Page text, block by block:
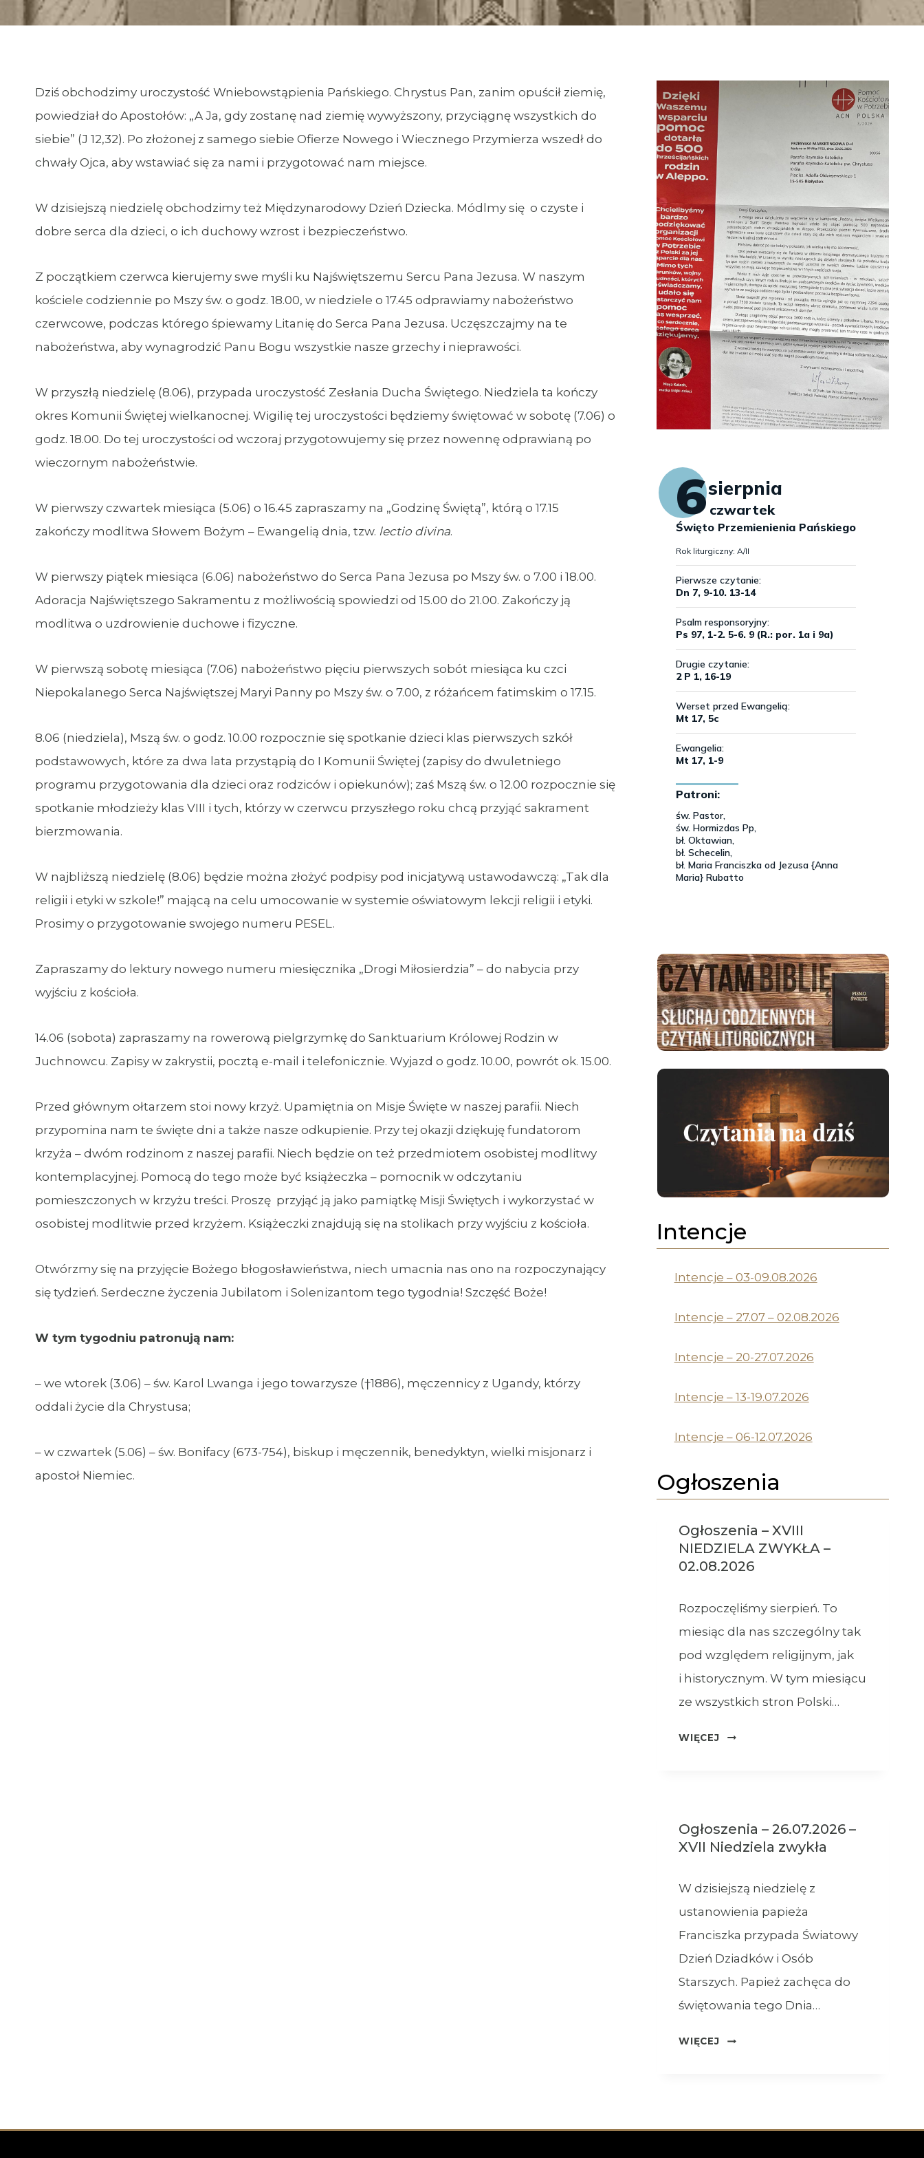
Dziś obchodzimy uroczystość Wniebowstąpienia Pańskiego. Chrystus Pan, zanim opuścił ziemię,
powiedział do Apostołów: „A Ja, gdy zostanę nad ziemię wywyższony, przyciągnę wszystkich do
siebie” (J 12,32). Po złożonej z samego siebie Ofierze Nowego i Wiecznego Przymierza wszedł do
chwały Ojca, aby wstawiać się za nami i przygotować nam miejsce.
W dzisiejszą niedzielę obchodzimy też Międzynarodowy Dzień Dziecka. Módlmy się o czyste i
dobre serca dla dzieci, o ich duchowy wzrost i bezpieczeństwo.
Z początkiem czerwca kierujemy swe myśli ku Najświętszemu Sercu Pana Jezusa. W naszym
kościele codziennie po Mszy św. o godz. 18.00, w niedziele o 17.45 odprawiamy nabożeństwo
czerwcowe, podczas którego śpiewamy Litanię do Serca Pana Jezusa. Uczęszczajmy na te
nabożeństwa, aby wynagrodzić Panu Bogu wszystkie nasze grzechy i nieprawości.
W przyszłą niedzielę (8.06), przypada uroczystość Zesłania Ducha Świętego. Niedziela ta kończy
okres Komunii Świętej wielkanocnej. Wigilię tej uroczystości będziemy świętować w sobotę (7.06) o
godz. 18.00. Do tej uroczystości od wczoraj przygotowujemy się przez nowennę odprawianą po
wieczornym nabożeństwie.
W pierwszy czwartek miesiąca (5.06) o 16.45 zapraszamy na „Godzinę Świętą”, którą o 17.15
zakończy modlitwa Słowem Bożym – Ewangelią dnia, tzw. lectio divina.
W pierwszy piątek miesiąca (6.06) nabożeństwo do Serca Pana Jezusa po Mszy św. o 7.00 i 18.00.
Adoracja Najświętszego Sakramentu z możliwością spowiedzi od 15.00 do 21.00. Zakończy ją
modlitwa o uzdrowienie duchowe i fizyczne.
W pierwszą sobotę miesiąca (7.06) nabożeństwo pięciu pierwszych sobót miesiąca ku czci
Niepokalanego Serca Najświętszej Maryi Panny po Mszy św. o 7.00, z różańcem fatimskim o 17.15.
8.06 (niedziela), Mszą św. o godz. 10.00 rozpocznie się spotkanie dzieci klas pierwszych szkół
podstawowych, które za dwa lata przystąpią do I Komunii Świętej (zapisy do dwuletniego
programu przygotowania dla dzieci oraz rodziców i opiekunów); zaś Mszą św. o 12.00 rozpocznie się
spotkanie młodzieży klas VIII i tych, którzy w czerwcu przyszłego roku chcą przyjąć sakrament
bierzmowania.
W najbliższą niedzielę (8.06) będzie można złożyć podpisy pod inicjatywą ustawodawczą: „Tak dla
religii i etyki w szkole!” mającą na celu umocowanie w systemie oświatowym lekcji religii i etyki.
Prosimy o przygotowanie swojego numeru PESEL.
Zapraszamy do lektury nowego numeru miesięcznika „Drogi Miłosierdzia” – do nabycia przy
wyjściu z kościoła.
14.06 (sobota) zapraszamy na rowerową pielgrzymkę do Sanktuarium Królowej Rodzin w
Juchnowcu. Zapisy w zakrystii, pocztą e-mail i telefonicznie. Wyjazd o godz. 10.00, powrót ok. 15.00.
Przed głównym ołtarzem stoi nowy krzyż. Upamiętnia on Misje Święte w naszej parafii. Niech
przypomina nam te święte dni a także nasze odkupienie. Przy tej okazji dziękuję fundatorom
krzyża – dwóm rodzinom z naszej parafii. Niech będzie on też przedmiotem osobistej modlitwy
kontemplacyjnej. Pomocą do tego może być książeczka – pomocnik w odczytaniu
pomieszczonych w krzyżu treści. Proszę przyjąć ją jako pamiątkę Misji Świętych i wykorzystać w
osobistej modlitwie przed krzyżem. Książeczki znajdują się na stolikach przy wyjściu z kościoła.
Otwórzmy się na przyjęcie Bożego błogosławieństwa, niech umacnia nas ono na rozpoczynający
się tydzień. Serdeczne życzenia Jubilatom i Solenizantom tego tygodnia! Szczęść Boże!
W tym tygodniu patronują nam:
– we wtorek (3.06) – św. Karol Lwanga i jego towarzysze (†1886), męczennicy z Ugandy, którzy
oddali życie dla Chrystusa;
– w czwartek (5.06) – św. Bonifacy (673-754), biskup i męczennik, benedyktyn, wielki misjonarz i
apostoł Niemiec.
Intencje
Intencje – 03-09.08.2026
Intencje – 27.07 – 02.08.2026
Intencje – 20-27.07.2026
Intencje – 13-19.07.2026
Intencje – 06-12.07.2026
Ogłoszenia
Ogłoszenia – XVIII
NIEDZIELA ZWYKŁA –
02.08.2026
Rozpoczęliśmy sierpień. To
miesiąc dla nas szczególny tak
pod względem religijnym, jak
i historycznym. W tym miesiącu
ze wszystkich stron Polski…
WIĘCEJ
OGŁOSZENIA
–
02.08.2026
Ogłoszenia – 26.07.2026 –
XVII Niedziela zwykła
W dzisiejszą niedzielę z
ustanowienia papieża
Franciszka przypada Światowy
Dzień Dziadków i Osób
Starszych. Papież zachęca do
świętowania tego Dnia…
WIĘCEJ
OGŁOSZENIA
NIEDZIELA